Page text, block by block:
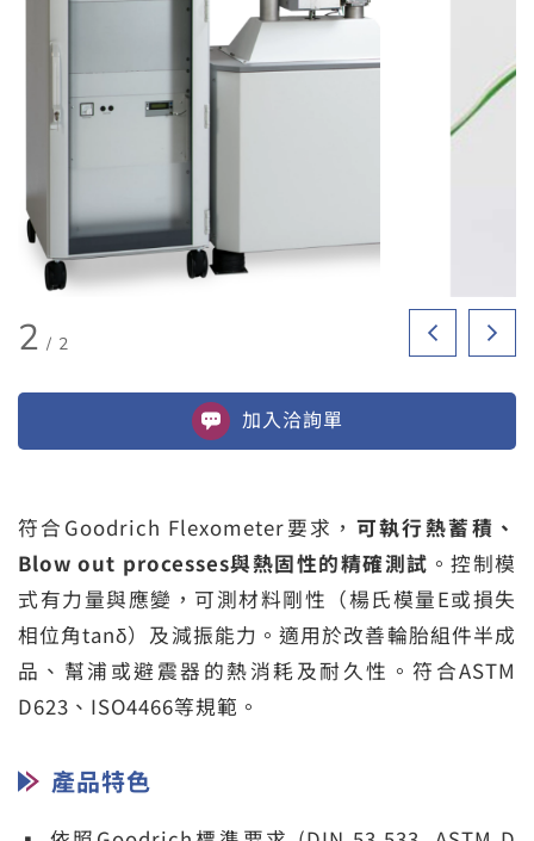
2 / 2
加入洽詢單
符合Goodrich Flexometer要求， 可執行熱蓄積、
Blow out processes與熱固性的精確測試 。控制模
式有力量與應變，可測材料剛性（楊氏模量E或損失
相位角tanδ）及減振能力。適用於改善輪胎組件半成
品、幫浦或避震器的熱消耗及耐久性。符合ASTM
D623、ISO4466等規範。
產品特色